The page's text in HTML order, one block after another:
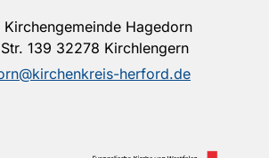
Kirchengemeinde Hagedorn
139 32278 Kirchlengern
herford.de